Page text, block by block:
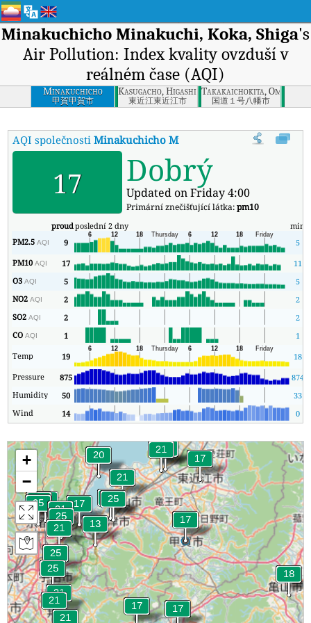
Minakuchicho Minakuchi, Koka, Shiga's
Air Pollution: Index kvality ovzduší v
reálném čase (AQI)
Minakuchicho
Minakuchi, Koka,
Shiga
甲賀甲賀市
Kasugacho, Higashiomi, Shiga
東近江東近江市
Takakaichokita,
国道１号八幡市
AQI společnostiMinakuchicho Minakuchi, Koka, Shiga:
17 Dobrý
Updated on Friday 4:00
Primární znečišťující látka:pm10
proudposlední 2 dny min
PM2.5AQI 9 5
PM10AQI 17 11
O3AQI 5 5
NO2AQI 2
2
SO2AQI 2
2
COAQI 1
1
Temp
19 18
Pressure
875 874
Humidity
50 33
Wind
14 0
+
−